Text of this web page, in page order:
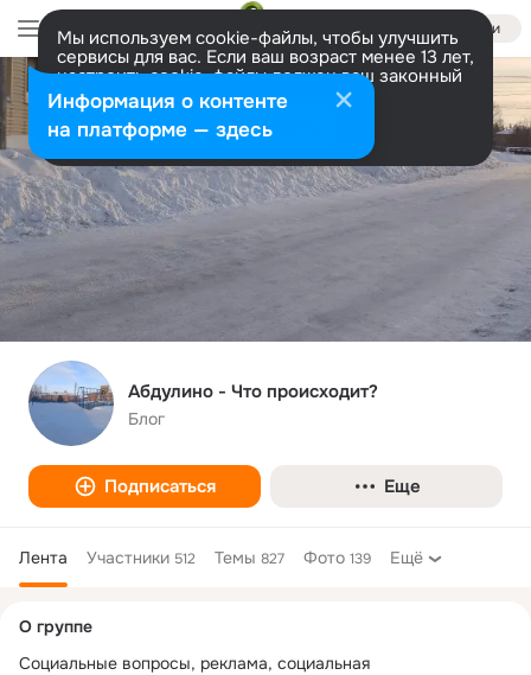
Войти
Мы используем cookie-файлы, чтобы улучшить
сервисы для вас. Если ваш возраст менее 13 лет,
настроить cookie-файлы должен ваш законный
представитель. Больше информации
Разрешить все Настроить
Абдулино - Что происходит?
Блог
Подписаться Еще
Лента Участники 512 Темы 827 Фото 139 Ещё
колонка
О группе
Социальные вопросы, реклама, социальная
Информация о контенте
на платформе — здесь